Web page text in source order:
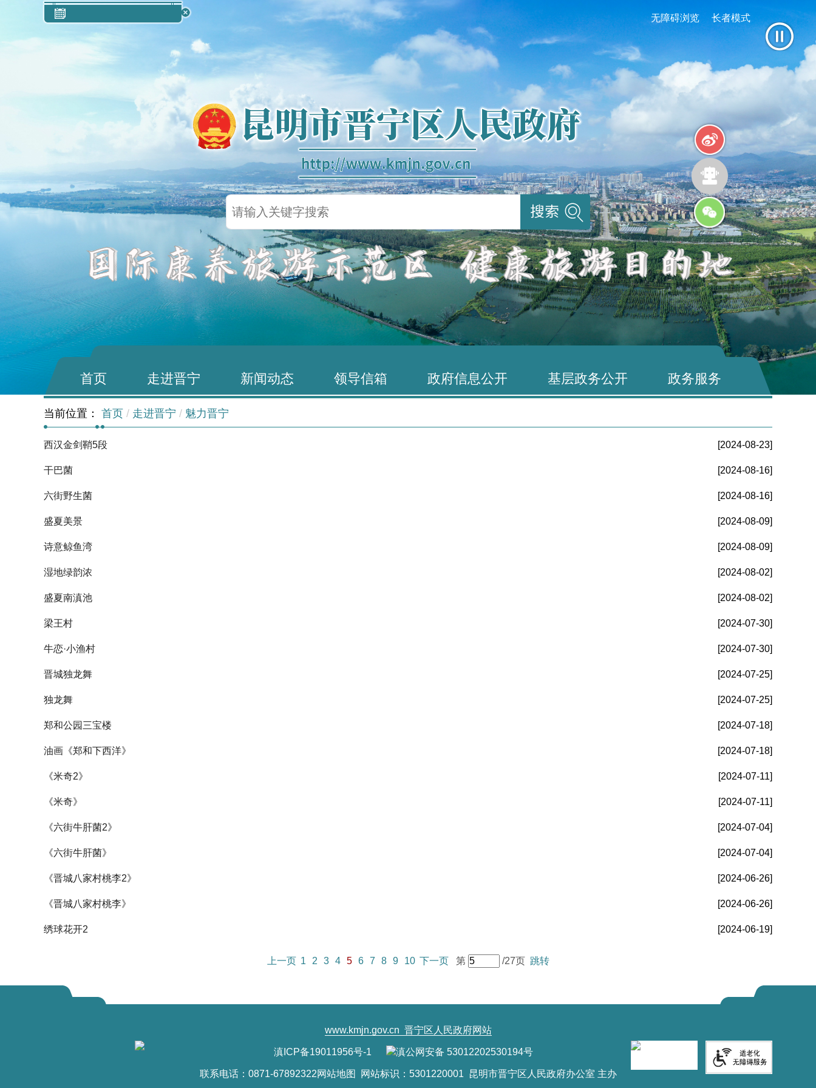
无障碍浏览 长者模式
首页 走进晋宁 新闻动态 领导信箱 政府信息公开 基层政务公开 政务服务
当前位置： 首页 / 走进晋宁 / 魅力晋宁
西汉金剑鞘5段 [2024-08-23]
干巴菌 [2024-08-16]
六街野生菌 [2024-08-16]
盛夏美景 [2024-08-09]
诗意鲸鱼湾 [2024-08-09]
湿地绿韵浓 [2024-08-02]
盛夏南滇池 [2024-08-02]
梁王村 [2024-07-30]
牛恋·小渔村 [2024-07-30]
晋城独龙舞 [2024-07-25]
独龙舞 [2024-07-25]
郑和公园三宝楼 [2024-07-18]
油画《郑和下西洋》 [2024-07-18]
《米奇2》 [2024-07-11]
《米奇》 [2024-07-11]
《六街牛肝菌2》 [2024-07-04]
​《六街牛肝菌》 [2024-07-04]
​《晋城八家村桃李2》 [2024-06-26]
《晋城八家村桃李》​ [2024-06-26]
绣球花开2 [2024-06-19]
上一页 1 2 3 4 5 6 7 8 9 10 下一页 第 /27页 跳转
www.kmjn.gov.cn 晋宁区人民政府网站
滇ICP备19011956号-1 滇公网安备 53012202530194号
联系电话：0871-67892322网站地图 网站标识：5301220001 昆明市晋宁区人民政府办公室 主办